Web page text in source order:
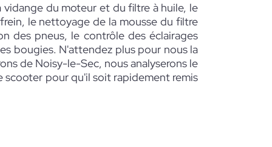
du moteur et du filtre à huile, le
le nettoyage de la mousse du filtre
des pneus, le contrôle des éclairages
bougies. N'attendez plus pour nous la
de Noisy-le-Sec, nous analyserons le
pour qu'il soit rapidement remis